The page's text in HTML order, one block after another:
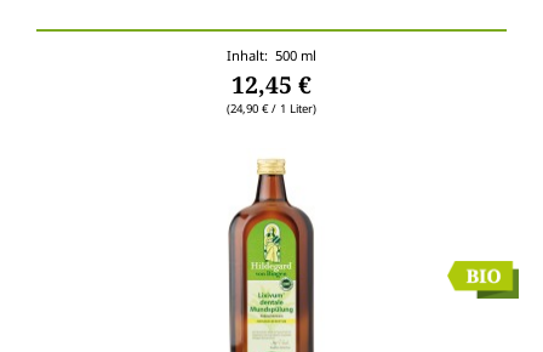
Inhalt: 500 ml
12,45 €
(24,90 € / 1 Liter)